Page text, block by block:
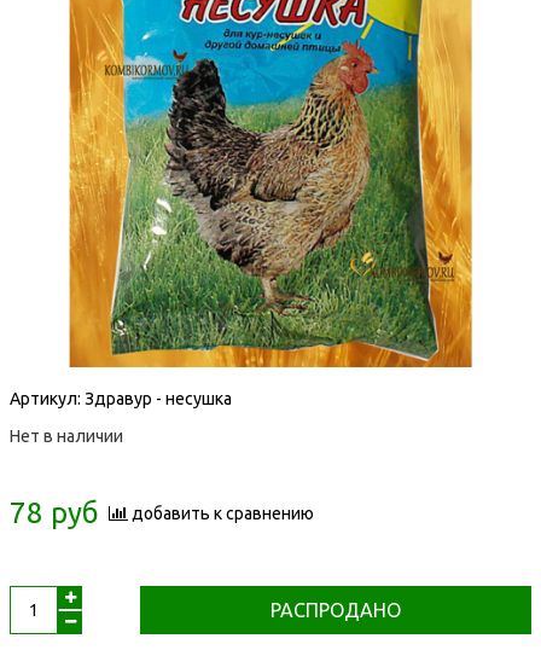
Артикул: Здравур - несушка
Нет в наличии
78 руб добавить к сравнению
РАСПРОДАНО